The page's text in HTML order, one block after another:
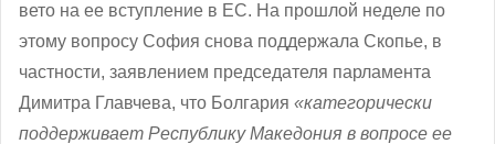
вето на ее вступление в ЕС. На прошлой неделе по
этому вопросу София снова поддержала Скопье, в
частности, заявлением председателя парламента
Димитра Главчева, что Болгария «категорически
поддерживает Республику Македония в вопросе ее